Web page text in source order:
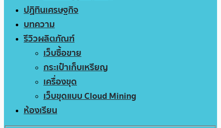
ปฏิทินเศรษฐกิจ
บทความ
รีวิวผลิตภัณฑ์
เว็บซื้อขาย
กระเป๋าเก็บเหรียญ
เครื่องขุด
เว็บขุดแบบ Cloud Mining
ห้องเรียน